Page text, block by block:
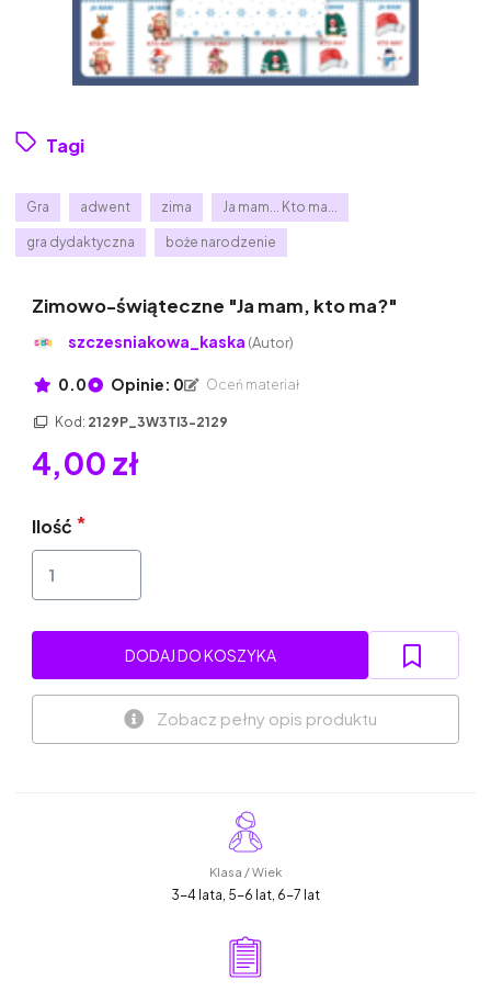
Tagi
Gra adwent zima Ja mam... Kto ma...
gra dydaktyczna boże narodzenie
Zimowo-świąteczne "Ja mam, kto ma?"
szczesniakowa_kaska (Autor)
0.0 Opinie: 0 Oceń materiał
Kod: 2129P_3W3TI3-2129
4,00 zł
Ilość
DODAJ DO KOSZYKA
Zobacz pełny opis produktu
Klasa / Wiek
3-4 lata, 5-6 lat, 6-7 lat